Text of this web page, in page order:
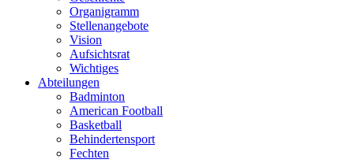
Organigramm
Stellenangebote
Vision
Aufsichtsrat
Wichtiges
Abteilungen
Badminton
American Football
Basketball
Behindertensport
Fechten